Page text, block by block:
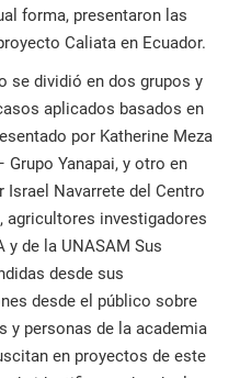
forma, presentaron las
Caliata en Ecuador.
se dividió en dos grupos y
aplicados basados en
por Katherine Meza
Yanapai, y otro en
Israel Navarrete del Centro
agricultores investigadores
de la UNASAM Sus
desde sus
desde el público sobre
y personas de la academia
en proyectos de este